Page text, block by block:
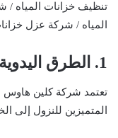
تنظيف خزانات المياه /
المياه / شركة عزل
1. الطرق اليدوية
تعتمد شركة كلين هاوس
المتميزين للنزول إلى